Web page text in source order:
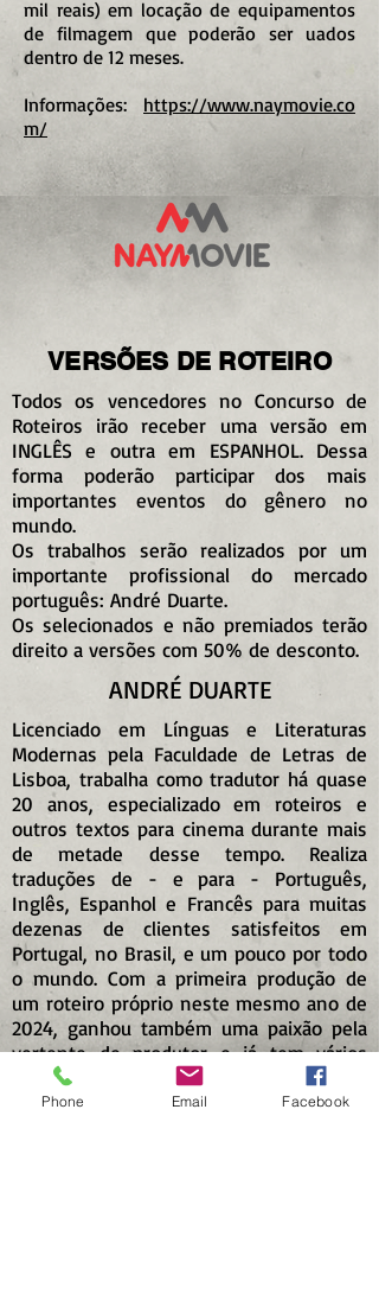
mil reais) em locação de equipamentos
de filmagem que poderão ser uados
dentro de 12 meses.
Informações: https://www.naymovie.co
m/
VERSÕES DE ROTEIRO
Todos os vencedores no Concurso de
Roteiros irão receber uma versão em
INGLÊS e outra em ESPANHOL. Dessa
forma poderão participar dos mais
importantes eventos do gênero no
mundo.
Os trabalhos serão realizados por um
importante profissional do mercado
português: André Duarte.​
Os selecionados e não premiados terão
direito a versões com 50% de desconto.
ANDRÉ DUARTE
Licenciado em Línguas e Literaturas
Modernas pela Faculdade de Letras de
Lisboa, trabalha como tradutor há quase
20 anos, especializado em roteiros e
outros textos para cinema durante mais
de metade desse tempo. Realiza
traduções de - e para - Português,
Inglês, Espanhol e Francês para muitas
dezenas de clientes satisfeitos em
Portugal, no Brasil, e um pouco por todo
o mundo. Com a primeira produção de
um roteiro próprio neste mesmo ano de
2024, ganhou também uma paixão pela
vertente de produtor e já tem vários
outros projetos encaminhados.
Phone Email Facebook